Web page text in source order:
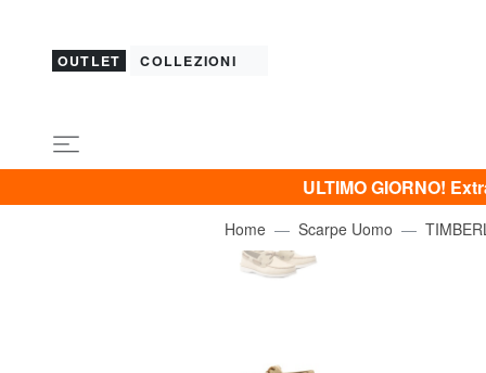
OUTLET COLLEZIONI
ULTIMO GIORNO!
Home Scarpe Uomo